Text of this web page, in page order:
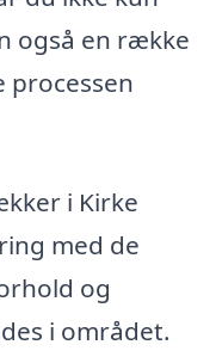
også en række
processen
i Kirke
med de
og
i området.